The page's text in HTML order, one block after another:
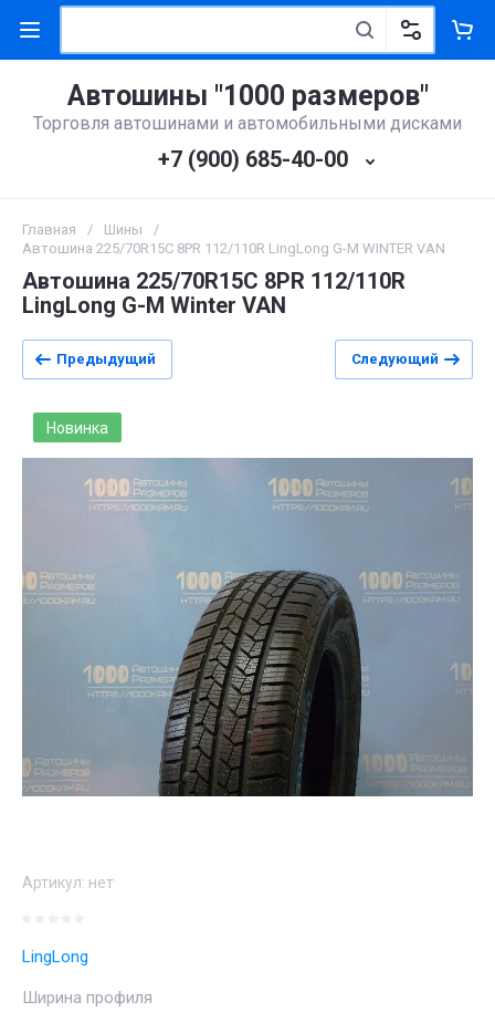
Автошины "1000 размеров"
Торговля автошинами и автомобильными дисками
+7 (900) 685-40-00
Главная / Шины
/
Автошина 225/70R15C 8PR 112/110R LingLong G-M WINTER VAN
Автошина 225/70R15C 8PR 112/110R
LingLong G-M Winter VAN
Предыдущий Следующий
Новинка
Артикул: нет
LingLong
Ширина профиля